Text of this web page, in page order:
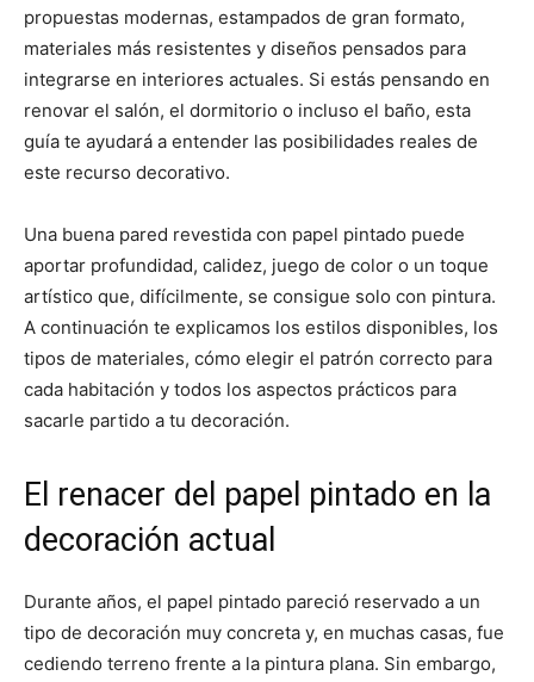
propuestas modernas, estampados de gran formato,
materiales más resistentes y diseños pensados para
integrarse en interiores actuales. Si estás pensando en
renovar el salón, el dormitorio o incluso el baño, esta
guía te ayudará a entender las posibilidades reales de
este recurso decorativo.
Una buena pared revestida con papel pintado puede
aportar profundidad, calidez, juego de color o un toque
artístico que, difícilmente, se consigue solo con pintura.
A continuación te explicamos los estilos disponibles, los
tipos de materiales, cómo elegir el patrón correcto para
cada habitación y todos los aspectos prácticos para
sacarle partido a tu decoración.
El renacer del papel pintado en la
decoración actual
Durante años, el papel pintado pareció reservado a un
tipo de decoración muy concreta y, en muchas casas, fue
cediendo terreno frente a la pintura plana. Sin embargo,